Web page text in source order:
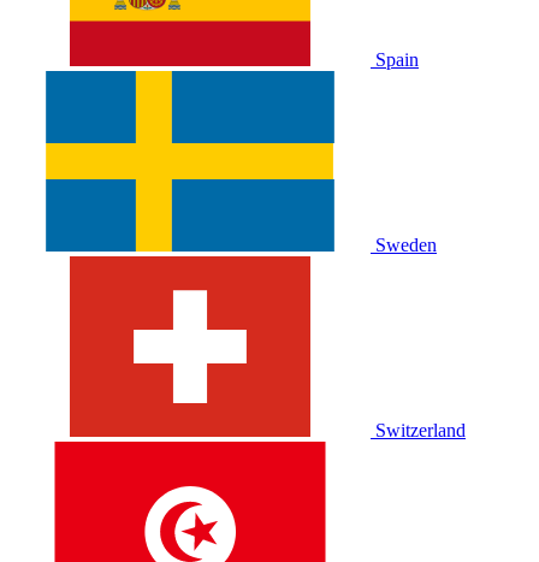
Spain
Sweden
Switzerland